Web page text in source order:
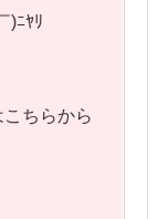
)ﾆﾔﾘ
ちらから